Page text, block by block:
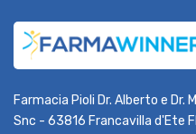
Farmacia Pioli Dr. Alberto e
Snc - 63816 Francavilla d'Ete